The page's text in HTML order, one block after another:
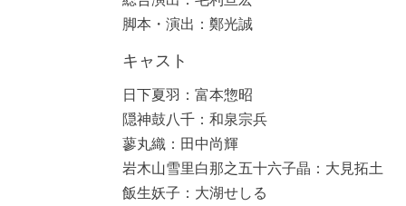
脚本・演出：鄭光誠
キャスト
日下夏羽：富本惣昭
隠神鼓八千：和泉宗兵
蓼丸織：田中尚輝
岩木山雪里白那之五十六子晶：大見拓土
飯生妖子：大湖せしる